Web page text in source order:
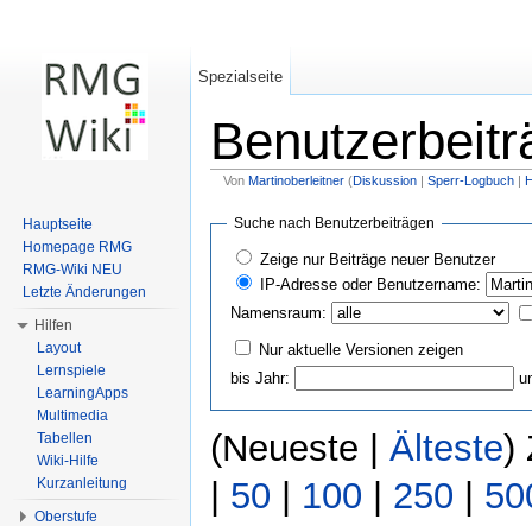
Von Martinoberleitner(Diskussion| Sperr-Logbuch|
Suche nach Benutzerbeiträgen
Zeige nur Beiträge neuer Benutzer
IP-Adresse oder Benutzername:
Namensraum:
Nur aktuelle Versionen zeigen
bis Jahr:
(Neueste | Älteste)
50 100 250
Spezialseite
Hauptseite
Homepage RMG
RMG-Wiki NEU
Letzte Änderungen
Hilfen
Layout
Lernspiele
LearningApps
Multimedia
Tabellen
Wiki-Hilfe
Kurzanleitung
Oberstufe